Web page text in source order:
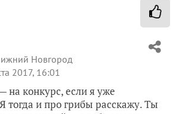
Новгород
2017, 16:01
на конкурс, если я уже
тогда и про грибы расскажу. Ты